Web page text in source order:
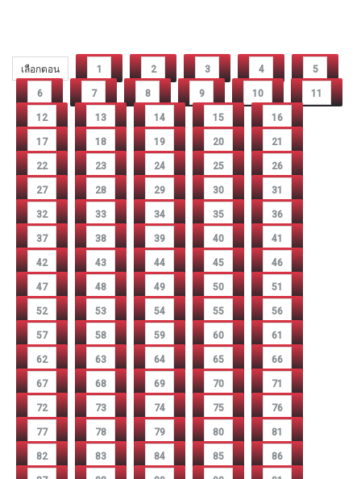
เลือกตอน 1 2 3 4 5
6 7 8 9 10 11
12 13 14 15 16
17 18 19 20 21
22 23 24 25 26
27 28 29 30 31
32 33 34 35 36
37 38 39 40 41
42 43 44 45 46
47 48 49 50 51
52 53 54 55 56
57 58 59 60 61
62 63 64 65 66
67 68 69 70 71
72 73 74 75 76
77 78 79 80 81
82 83 84 85 86